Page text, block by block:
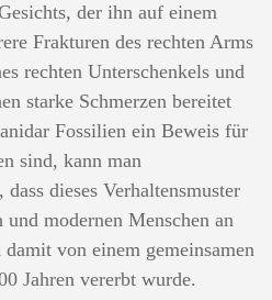
der ihn auf einem
Frakturen des rechten Arms
rechten Unterschenkels und
starke Schmerzen bereitet
Fossilien ein Beweis für
sind, kann man
dieses Verhaltensmuster
modernen Menschen an
von einem gemeinsamen
Jahren vererbt wurde.